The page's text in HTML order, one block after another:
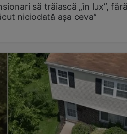
să trăiască „în lux”, fără
niciodată așa ceva”